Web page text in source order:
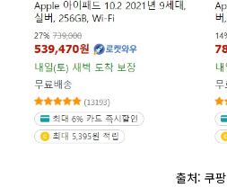
출처: 쿠팡